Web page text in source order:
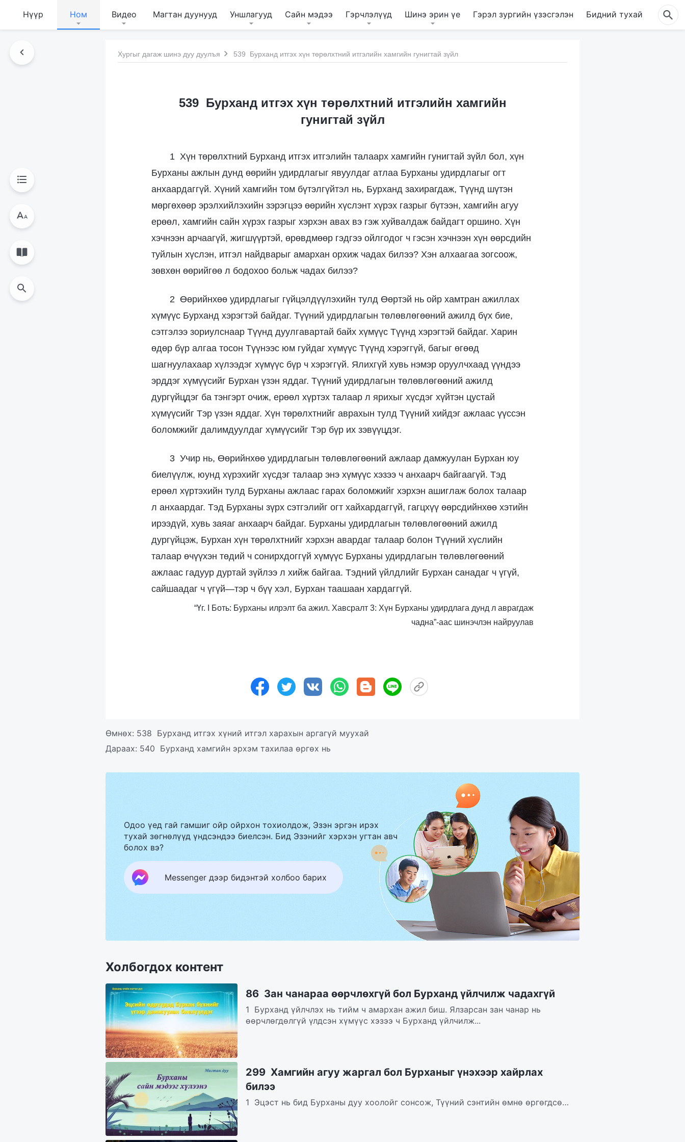
Нүүр Ном Видео Магтан дуунууд Уншлагууд Сайн мэдээ Гэрчлэлүүд Шинэ эрин үе Гэрэл зургийн үзэсгэлэн Бидний тухай
Хургыг дагаж шинэ дуу дуулъя 539 Бурханд итгэх хүн төрөлхтний итгэлийн хамгийн гунигтай зүйл
539 Бурханд итгэх хүн төрөлхтний итгэлийн хамгийн
гунигтай зүйл
1 Хүн төрөлхтний Бурханд итгэх итгэлийн талаарх хамгийн гунигтай зүйл бол, хүн
Бурханы ажлын дунд өөрийн удирдлагыг явуулдаг атлаа Бурханы удирдлагыг огт
анхаардаггүй. Хүний хамгийн том бүтэлгүйтэл нь, Бурханд захирагдаж, Түүнд шүтэн
мөргөхөөр эрэлхийлэхийн зэрэгцээ өөрийн хүслэнт хүрэх газрыг бүтээн, хамгийн агуу
ерөөл, хамгийн сайн хүрэх газрыг хэрхэн авах вэ гэж хуйвалдаж байдагт оршино. Хүн
хэчнээн арчаагүй, жигшүүртэй, өрөвдмөөр гэдгээ ойлгодог ч гэсэн хэчнээн хүн өөрсдийн
туйлын хүслэн, итгэл найдварыг амархан орхиж чадах билээ? Хэн алхаагаа зогсоож,
зөвхөн өөрийгөө л бодохоо больж чадах билээ?
2 Өөрийнхөө удирдлагыг гүйцэлдүүлэхийн тулд Өөртэй нь ойр хамтран ажиллах
хүмүүс Бурханд хэрэгтэй байдаг. Түүний удирдлагын төлөвлөгөөний ажилд бүх бие,
сэтгэлээ зориулснаар Түүнд дуулгавартай байх хүмүүс Түүнд хэрэгтэй байдаг. Харин
өдөр бүр алгаа тосон Түүнээс юм гуйдаг хүмүүс Түүнд хэрэггүй, багыг өгөөд
шагнуулахаар хүлээдэг хүмүүс бүр ч хэрэггүй. Ялихгүй хувь нэмэр оруулчхаад үүндээ
эрддэг хүмүүсийг Бурхан үзэн яддаг. Түүний удирдлагын төлөвлөгөөний ажилд
дургүйцдэг ба тэнгэрт очиж, ерөөл хүртэх талаар л ярихыг хүсдэг хүйтэн цустай
хүмүүсийг Тэр үзэн яддаг. Хүн төрөлхтнийг аврахын тулд Түүний хийдэг ажлаас үүссэн
боломжийг далимдуулдаг хүмүүсийг Тэр бүр их зэвүүцдэг.
3 Учир нь, Өөрийнхөө удирдлагын төлөвлөгөөний ажлаар дамжуулан Бурхан юу
биелүүлж, юунд хүрэхийг хүсдэг талаар энэ хүмүүс хэзээ ч анхаарч байгаагүй. Тэд
ерөөл хүртэхийн тулд Бурханы ажлаас гарах боломжийг хэрхэн ашиглаж болох талаар
л анхаардаг. Тэд Бурханы зүрх сэтгэлийг огт хайхардаггүй, гагцхүү өөрсдийнхөө хэтийн
ирээдүй, хувь заяаг анхаарч байдаг. Бурханы удирдлагын төлөвлөгөөний ажилд
дургүйцэж, Бурхан хүн төрөлхтнийг хэрхэн авардаг талаар болон Түүний хүслийн
талаар өчүүхэн төдий ч сонирхдоггүй хүмүүс Бурханы удирдлагын төлөвлөгөөний
ажлаас гадуур дуртай зүйлээ л хийж байгаа. Тэдний үйлдлийг Бурхан санадаг ч үгүй,
сайшаадаг ч үгүй—тэр ч бүү хэл, Бурхан таашаан хардаггүй.
“Үг. I Боть: Бурханы илрэлт ба ажил. Хавсралт 3: Хүн Бурханы удирдлага дунд л аврагдаж
чадна”-аас шинэчлэн найруулав
Өмнөх: 538 Бурханд итгэх хүний итгэл харахын аргагүй муухай
Дараах: 540 Бурханд хамгийн эрхэм тахилаа өргөх нь
Одоо үед гай гамшиг ойр ойрхон тохиолдож, Эзэн эргэн ирэх
тухай зөгнөлүүд үндсэндээ биелсэн. Бид Эзэнийг хэрхэн угтан авч
болох вэ?
Messenger дээр бидэнтэй холбоо барих
Холбогдох контент
86 Зан чанараа өөрчлөхгүй бол Бурханд үйлчилж чадахгүй
1 Бурханд үйлчлэх нь тийм ч амархан ажил биш. Ялзарсан зан чанар нь
өөрчлөгдөлгүй үлдсэн хүмүүс хэзээ ч Бурханд үйлчилж...
299 Хамгийн агуу жаргал бол Бурханыг үнэхээр хайрлах
билээ
1 Эцэст нь бид Бурханы дуу хоолойг сонсож, Түүний сэнтийн өмнө өргөгдсөн.